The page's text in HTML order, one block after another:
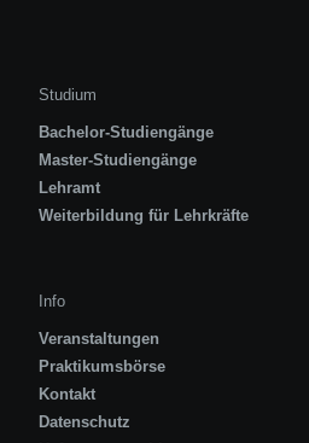
Studium
Bachelor-Studiengänge
Master-Studiengänge
Lehramt
Weiterbildung für Lehrkräfte
Info
Veranstaltungen
Praktikumsbörse
Kontakt
Datenschutz